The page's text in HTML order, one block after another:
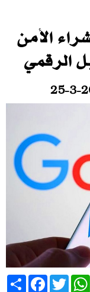
الأمن
الرقمي
25-3-
Share Facebook